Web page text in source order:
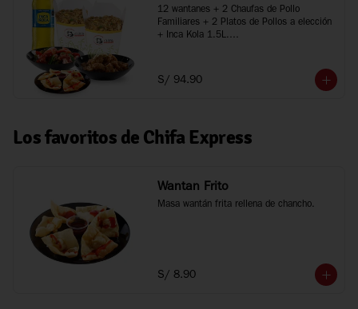
12 wantanes + 2 Chaufas de Pollo
Familiares + 2 Platos de Pollos a elección
+ Inca Kola 1.5L.
*Imágenes referenciales
S/ 94.90
Los favoritos de Chifa Express
Wantan Frito
Masa wantán frita rellena de chancho.
S/ 8.90